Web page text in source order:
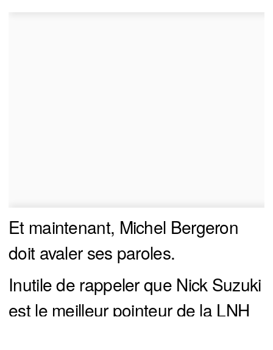
Et maintenant, Michel Bergeron
doit avaler ses paroles.
Inutile de rappeler que Nick Suzuki
est le meilleur pointeur de la LNH